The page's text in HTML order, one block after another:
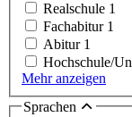
Realschule 1
Fachabitur 1
Abitur 1
Hochschule/
Mehr anzeigen
Sprachen